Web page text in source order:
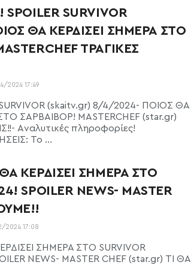
SURVIVOR
ΘΑ ΚΕΡΔΙΣΕΙ ΣΗΜΕΡΑ ΣΤΟ
ΤΡΑΓΙΚΕΣ
2024 17:49
(skaitv.gr) 8/4/2024- ΠΟΙΟΣ ΘΑ
ΣΑΡΒΑΙΒΟΡ! MASTERCHEF (star.gr)
Aναλυτικές πληροφορίες!
Το ...
ΚΕΡΔΙΣΕΙ ΣΗΜΕΡΑ ΣΤΟ
SPOILER NEWS- MASTER
2024 17:08
ΣΗΜΕΡΑ ΣΤΟ SURVIVOR
NEWS- MASTER CHEF (star.gr) ΤΙ ΘΑ